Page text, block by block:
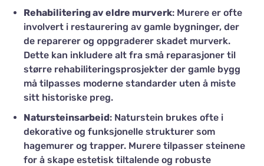
Rehabilitering av eldre murverk: Murere er ofte
involvert i restaurering av gamle bygninger, der
de reparerer og oppgraderer skadet murverk.
Dette kan inkludere alt fra små reparasjoner til
større rehabiliteringsprosjekter der gamle bygg
må tilpasses moderne standarder uten å miste
sitt historiske preg.
Natursteinsarbeid: Naturstein brukes ofte i
dekorative og funksjonelle strukturer som
hagemurer og trapper. Murere tilpasser steinene
for å skape estetisk tiltalende og robuste